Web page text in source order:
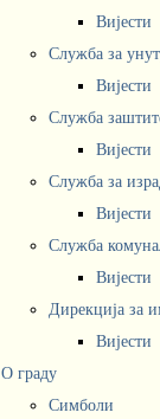
Вијести
Служба за
Вијести
Служба
Вијести
Служба за
Вијести
Служба
Вијести
Дирекција за
Вијести
О граду
Симболи